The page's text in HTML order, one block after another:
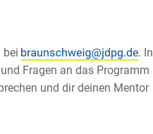
bei
. In
Fragen an das Programm
und dir deinen Mentor